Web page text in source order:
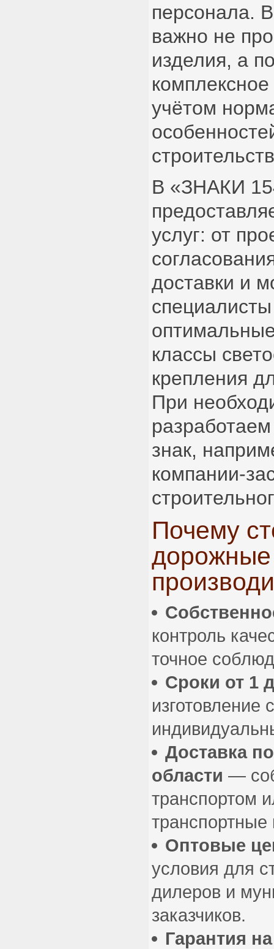
персонала.
важно не
изделия, а
учётом
В «ЗНАКИ
услуг: от
доставки и
классы
крепления
При
знак,
компании-
Почему
дорожные
контроль
точное
Сроки от 1
изготовление
Доставка
области —
транспортом
Оптовые
условия для
дилеров и
заказчиков.
Гарантия